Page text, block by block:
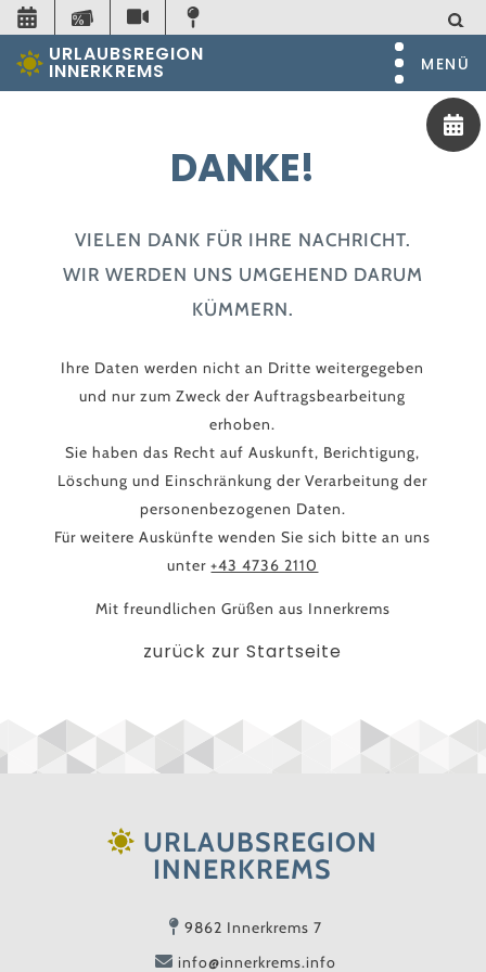
MENÜ
URLAUBSREGION
INNERKREMS
DANKE!
VIELEN DANK FÜR IHRE NACHRICHT.
WIR WERDEN UNS UMGEHEND DARUM
KÜMMERN.
Ihre Daten werden nicht an Dritte weitergegeben
und nur zum Zweck der Auftragsbearbeitung
erhoben.
Sie haben das Recht auf Auskunft, Berichtigung,
Löschung und Einschränkung der Verarbeitung der
personenbezogenen Daten.
Für weitere Auskünfte wenden Sie sich bitte an uns
unter+43 4736 2110
Mit freundlichen Grüßen aus Innerkrems
zurück zur Startseite
URLAUBSREGION
INNERKREMS
9862 Innerkrems 7
info@innerkrems.info